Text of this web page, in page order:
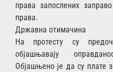
права запослених
права.
Државна отимачина
На протесту су
објашњавају
Објашњено је да су плате